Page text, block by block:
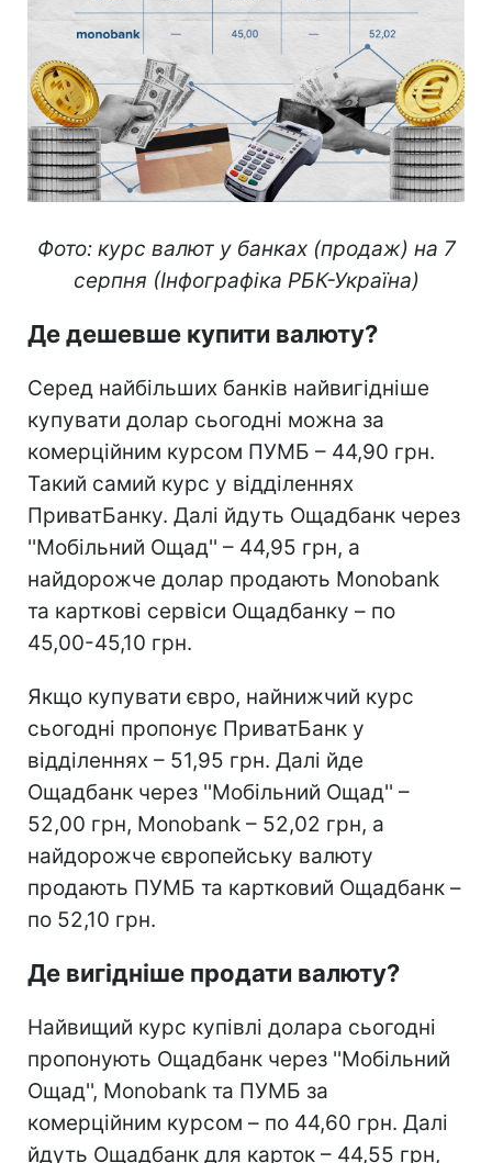
Фото: курс валют у банках (продаж) на 7
серпня (Інфографіка РБК-Україна)
Де дешевше купити валюту?
Серед найбільших банків найвигідніше
купувати долар сьогодні можна за
комерційним курсом ПУМБ – 44,90 грн.
Такий самий курс у відділеннях
ПриватБанку. Далі йдуть Ощадбанк через
''Мобільний Ощад'' – 44,95 грн, а
найдорожче долар продають Monobank
та карткові сервіси Ощадбанку – по
45,00-45,10 грн.
Якщо купувати євро, найнижчий курс
сьогодні пропонує ПриватБанк у
відділеннях – 51,95 грн. Далі йде
Ощадбанк через ''Мобільний Ощад'' –
52,00 грн, Monobank – 52,02 грн, а
найдорожче європейську валюту
продають ПУМБ та картковий Ощадбанк –
по 52,10 грн.
Де вигідніше продати валюту?
Найвищий курс купівлі долара сьогодні
пропонують Ощадбанк через ''Мобільний
Ощад'', Monobank та ПУМБ за
комерційним курсом – по 44,60 грн. Далі
йдуть Ощадбанк для карток – 44,55 грн,